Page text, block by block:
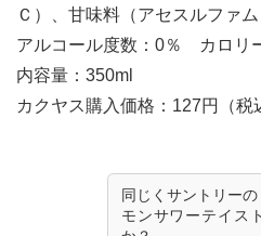
Ｃ）、甘味料（アセスルファム
アルコール度数：0％ カロ
内容量：350ml
カクヤス購入価格：127円（税
同じくサントリー
モンサワーテイス